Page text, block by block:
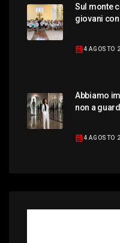
Sul monte
giovani
4 AGOSTO
Abbiamo
non a
4 AGOSTO